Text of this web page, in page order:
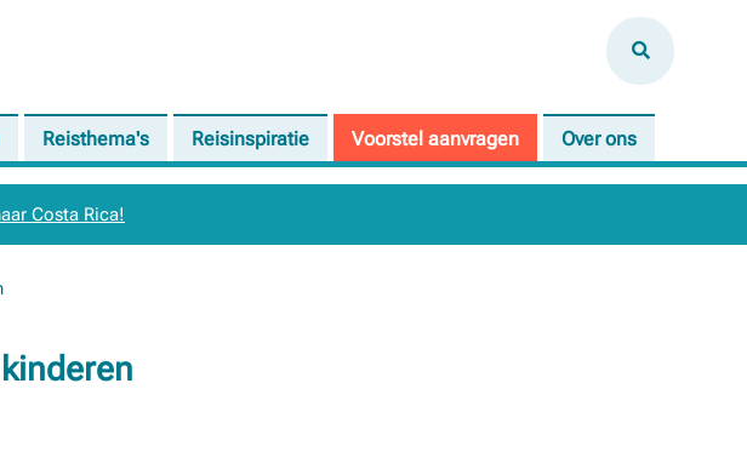
Reisthema's Reisinspiratie Voorstel aanvragen Over ons
Costa Rica!